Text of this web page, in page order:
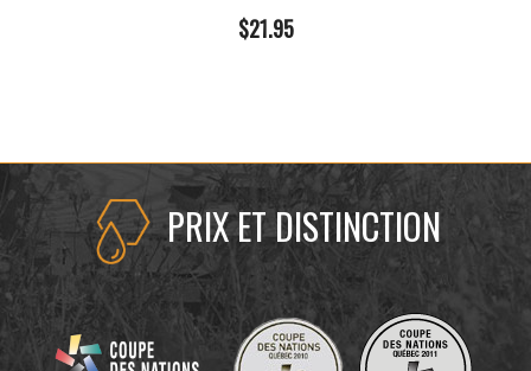
$21.95
PRIX ET DISTINCTION